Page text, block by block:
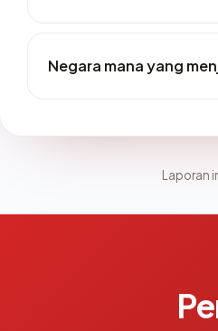
Negara mana yang
Laporan